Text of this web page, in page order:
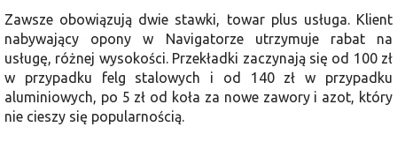
Zawsze obowiązują dwie stawki, towar plus usługa. Klient
nabywający opony w Navigatorze utrzymuje rabat na
usługę, różnej wysokości. Przekładki zaczynają się od 100 zł
w przypadku felg stalowych i od 140 zł w przypadku
aluminiowych, po 5 zł od koła za nowe zawory i azot, który
nie cieszy się popularnością.